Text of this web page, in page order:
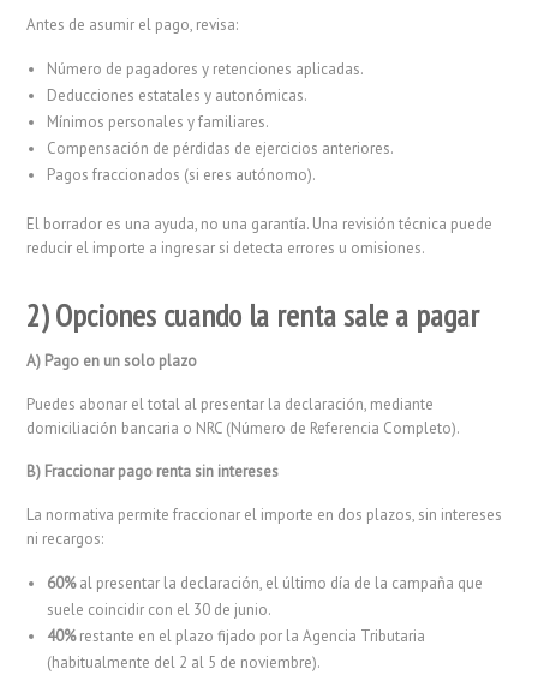
Antes de asumir el pago, revisa:
Número de pagadores y retenciones aplicadas.
Deducciones estatales y autonómicas.
Mínimos personales y familiares.
Compensación de pérdidas de ejercicios anteriores.
Pagos fraccionados (si eres autónomo).
El borrador es una ayuda, no una garantía. Una revisión técnica puede
reducir el importe a ingresar si detecta errores u omisiones.
2) Opciones cuando la renta sale a pagar
A) Pago en un solo plazo
Puedes abonar el total al presentar la declaración, mediante
domiciliación bancaria o NRC (Número de Referencia Completo).
B) Fraccionar pago renta sin intereses
La normativa permite fraccionar el importe en dos plazos, sin intereses
ni recargos:
60%al presentar la declaración, el último día de la campaña que
suele coincidir con el 30 de junio.
40%restante en el plazo fijado por la Agencia Tributaria
(habitualmente del 2 al 5 de noviembre).